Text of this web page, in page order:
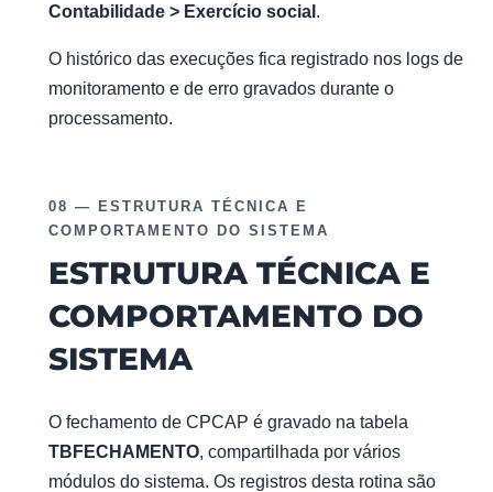
Contabilidade > Exercício social .
O histórico das execuções fica registrado nos logs de
monitoramento e de erro gravados durante o
processamento.
08 — ESTRUTURA TÉCNICA E
COMPORTAMENTO DO SISTEMA
ESTRUTURA TÉCNICA E
COMPORTAMENTO DO
SISTEMA
O fechamento de CPCAP é gravado na tabela
TBFECHAMENTO, compartilhada por vários
módulos do sistema. Os registros desta rotina são